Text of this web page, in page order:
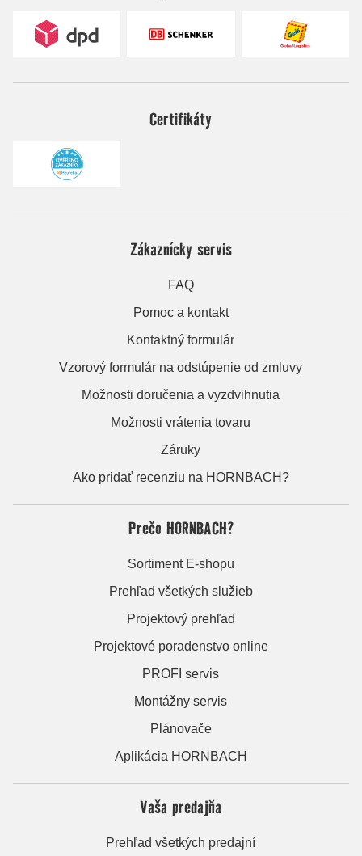
Certifikáty
Zákaznícky servis
FAQ
Pomoc a kontakt
Kontaktný formulár
Vzorový formulár na odstúpenie od zmluvy
Možnosti doručenia a vyzdvihnutia
Možnosti vrátenia tovaru
Záruky
Ako pridať recenziu na HORNBACH?
Prečo HORNBACH?
Sortiment E-shopu
Prehľad všetkých služieb
Projektový prehľad
Projektové poradenstvo online
PROFI servis
Montážny servis
Plánovače
Aplikácia HORNBACH
Vaša predajňa
Prehľad všetkých predajní